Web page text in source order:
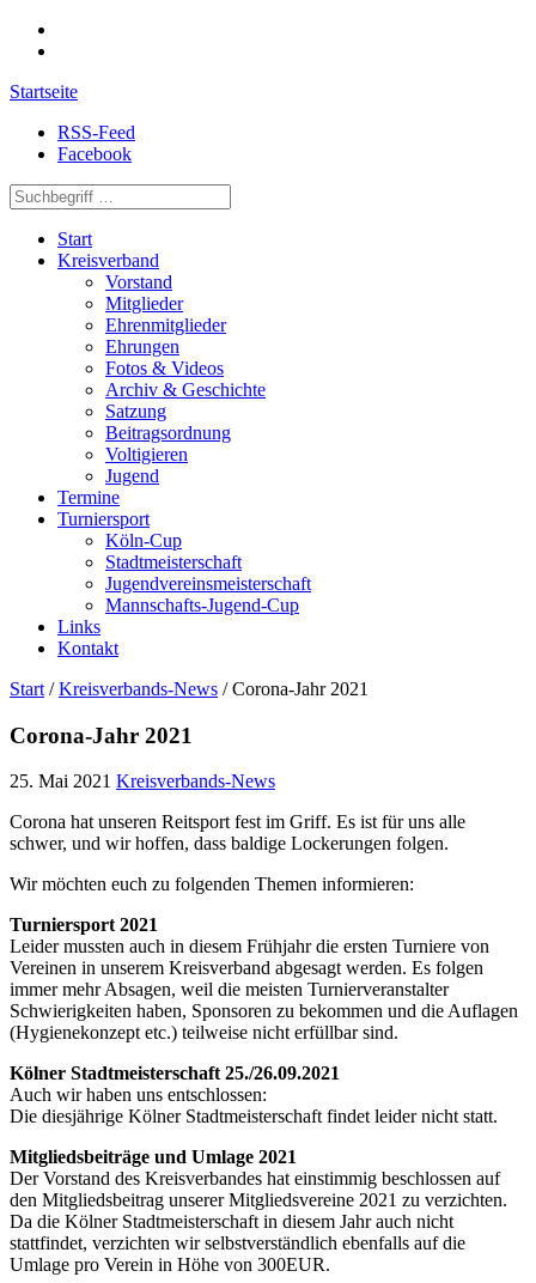
Startseite
RSS-Feed
Facebook
Start
Kreisverband
Vorstand
Mitglieder
Ehrenmitglieder
Ehrungen
Fotos & Videos
Archiv & Geschichte
Satzung
Beitragsordnung
Voltigieren
Jugend
Termine
Turniersport
Köln-Cup
Stadtmeisterschaft
Jugendvereinsmeisterschaft
Mannschafts-Jugend-Cup
Links
Kontakt
Start /Kreisverbands-News /Corona-Jahr 2021
Corona-Jahr 2021
25. Mai 2021 Kreisverbands-News
Corona hat unseren Reitsport fest im Griff. Es ist für uns alle
schwer, und wir hoffen, dass baldige Lockerungen folgen.
Wir möchten euch zu folgenden Themen informieren:
Turniersport 2021
Leider mussten auch in diesem Frühjahr die ersten Turniere von
Vereinen in unserem Kreisverband abgesagt werden. Es folgen
immer mehr Absagen, weil die meisten Turnierveranstalter
Schwierigkeiten haben, Sponsoren zu bekommen und die Auflagen
(Hygienekonzept etc.) teilweise nicht erfüllbar sind.
Kölner Stadtmeisterschaft 25./26.09.2021
Auch wir haben uns entschlossen:
Die diesjährige Kölner Stadtmeisterschaft findet leider nicht statt.
Mitgliedsbeiträge und Umlage 2021
Der Vorstand des Kreisverbandes hat einstimmig beschlossen auf
den Mitgliedsbeitrag unserer Mitgliedsvereine 2021 zu verzichten.
Da die Kölner Stadtmeisterschaft in diesem Jahr auch nicht
stattfindet, verzichten wir selbstverständlich ebenfalls auf die
Umlage pro Verein in Höhe von 300EUR.